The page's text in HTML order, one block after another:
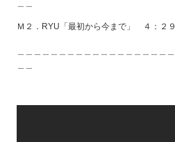
Ｍ２．RYU「最初から今まで」 ４：２９